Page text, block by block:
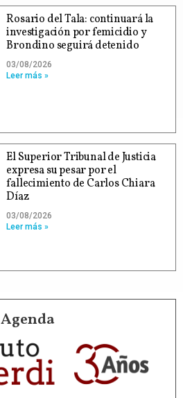
Rosario del Tala: continuará la
investigación por femicidio y
Brondino seguirá detenido
03/08/2026
Leer más »
El Superior Tribunal de Justicia
expresa su pesar por el
fallecimiento de Carlos Chiara
Díaz
03/08/2026
Leer más »
Agenda